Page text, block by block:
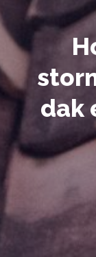
dak